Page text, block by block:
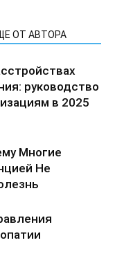
ОТ АВТОРА
руководство
в 2025
Многие
Не